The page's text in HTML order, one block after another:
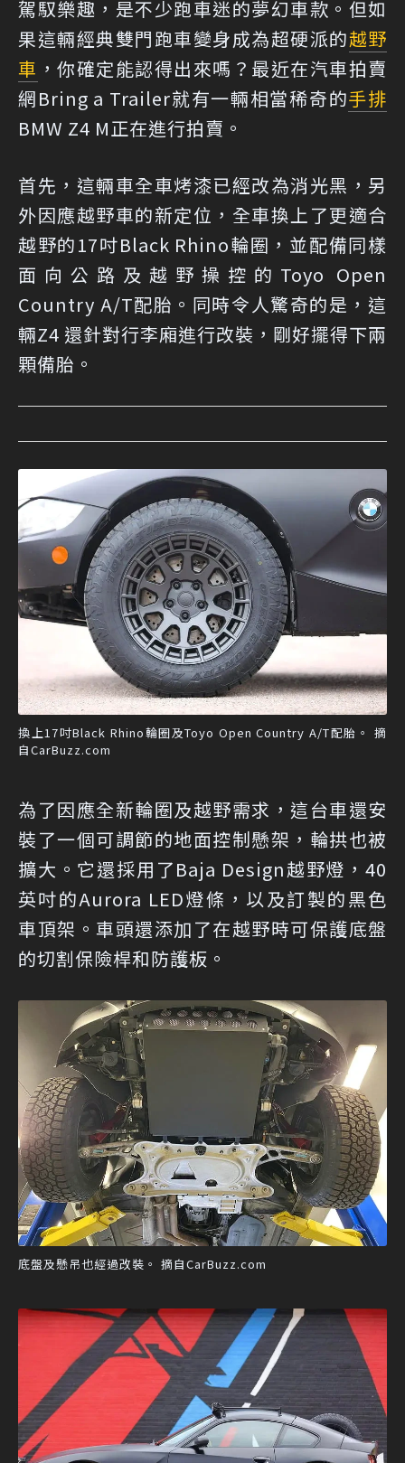
駕馭樂趣，是不少跑車迷的夢幻車款。但如
果這輛經典雙門跑車變身成為超硬派的越野
車 ，你確定能認得出來嗎？最近在汽車拍賣
網Bring a Trailer就有一輛相當稀奇的手排
BMW Z4 M正在進行拍賣。
首先，這輛車全車烤漆已經改為消光黑，另
外因應越野車的新定位，全車換上了更適合
越野的17吋Black Rhino輪圈，並配備同樣
面向公路及越野操控的Toyo Open
Country A/T配胎。同時令人驚奇的是，這
輛Z4 還針對行李廂進行改裝，剛好擺得下兩
顆備胎。
換上17吋Black Rhino輪圈及Toyo Open Country A/T配胎。 摘
自CarBuzz.com
為了因應全新輪圈及越野需求，這台車還安
裝了一個可調節的地面控制懸架，輪拱也被
擴大。它還採用了Baja Design越野燈，40
英吋的Aurora LED燈條，以及訂製的黑色
車頂架。車頭還添加了在越野時可保護底盤
的切割保險桿和防護板。
底盤及懸吊也經過改裝。 摘自CarBuzz.com